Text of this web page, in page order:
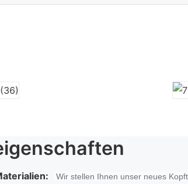
Wir stellen Ihnen unser neues